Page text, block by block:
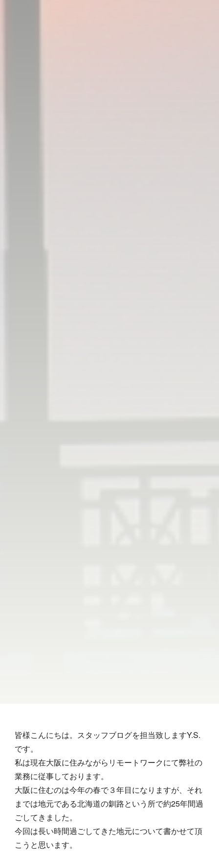
皆様こんにちは。スタッフブログを担当致しますY.S.
です。
私は現在大阪に住みながらリモートワークにて弊社の
業務に従事しております。
大阪に住むのは今年の春で３年目になりますが、それ
までは地元である北海道の釧路という所で約25年間過
ごしてきました。
今回は長い時間過ごしてきた地元について書かせて頂
こうと思います。